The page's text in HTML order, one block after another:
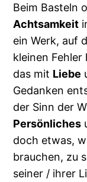
Beim Basteln
Achtsamkeit
ein Werk, auf
kleinen Fehler
das mit Liebe
Gedanken
der Sinn der
Persönliches
doch etwas,
brauchen, zu
seiner / ihrer